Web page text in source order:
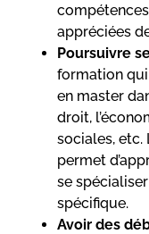
appréciées
Poursuivre
formation
en master
droit,
sociales, etc.
permet
se
spécifique.
Avoir des